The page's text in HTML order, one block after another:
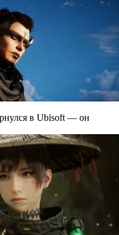
в Ubisoft — он